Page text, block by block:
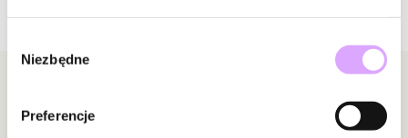
zgody
Niezbędne
Preferencje
Owalne kamienie przyciągają uwagę nasyconą barwą i
rozmieszczone pomiędzy nimi dodają całości lekkości oraz
nadając biżuterii nowoczesny i kobiecy wygląd.
Jeszcze nikt nie ocenił tego produktu.
produkcie!
Bądź na bieżąco z nowościami i promocjami!